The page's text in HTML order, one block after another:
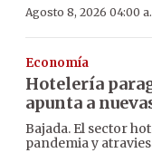
Agosto 8, 2026 04:00
Economía
Hotelería
apunta a
Bajada. El sector
pandemia y